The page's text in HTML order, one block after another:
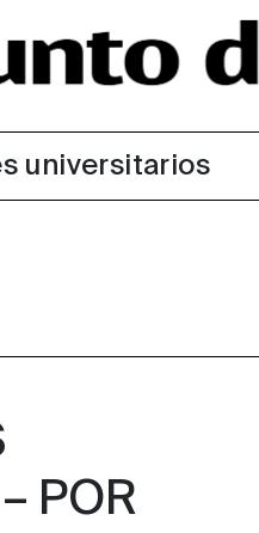
universitarios
POR